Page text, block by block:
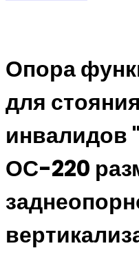
Опора
для
ОС-220